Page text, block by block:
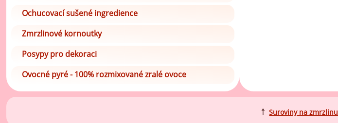
Ochucovací sušené ingredience
Zmrzlinové kornoutky
Posypy pro dekoraci
Ovocné pyré - 100% rozmixované zralé ovoce
￪ Suroviny na zmrzlinu